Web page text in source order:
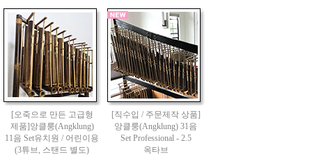
[오죽으로 만든 고급형
제품]앙클룽(Angklung)
11음 Set유치원 / 어린이용
(3튜브, 스탠드 별도)
[직수입 / 주문제작 상품]
앙클룽(Angklung) 31음
Set Professional - 2.5
옥타브